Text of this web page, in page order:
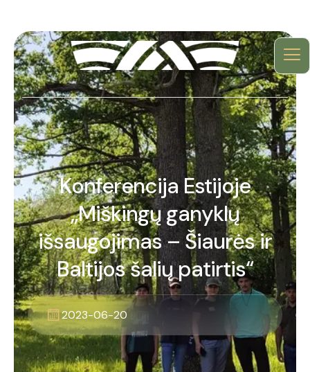
Konferencija Estijoje
„Miškingų ganyklų
išsaugojimas – Šiaurės ir
Baltijos šalių patirtis“
2023-06-20